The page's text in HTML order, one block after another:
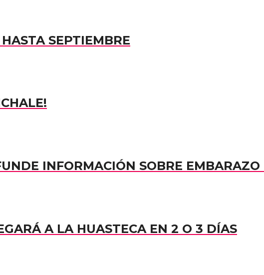
SEPTIEMBRE
INFORMACIÓN SOBRE EMBARAZO
A LA HUASTECA EN 2 O 3 DÍAS